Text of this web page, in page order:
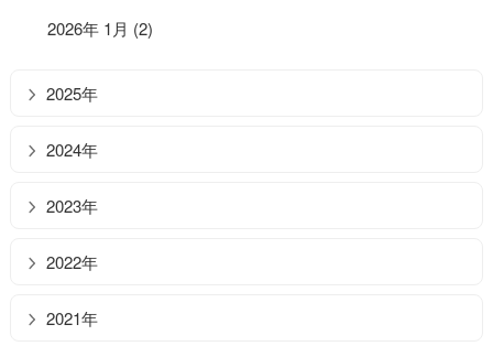
2026年 1月 (2)
2025年
2024年
2023年
2022年
2021年